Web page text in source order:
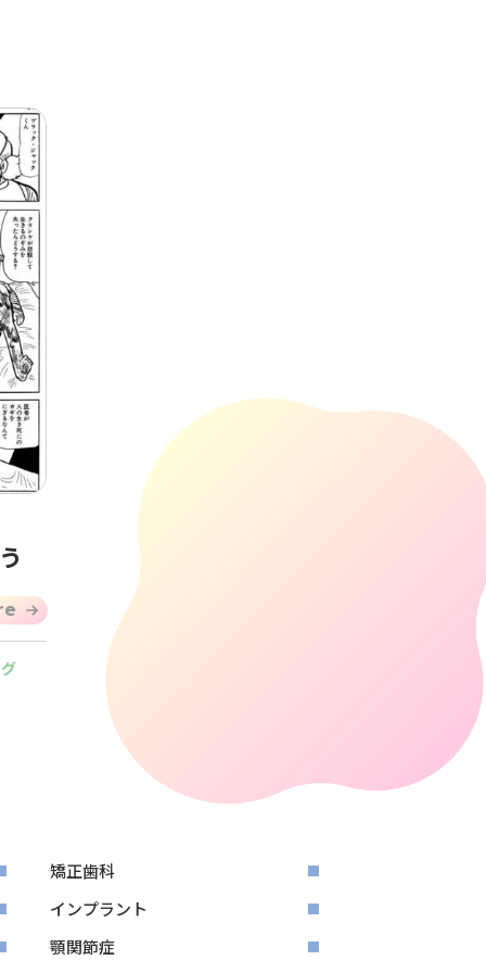
矯正歯科
インプラント
顎関節症